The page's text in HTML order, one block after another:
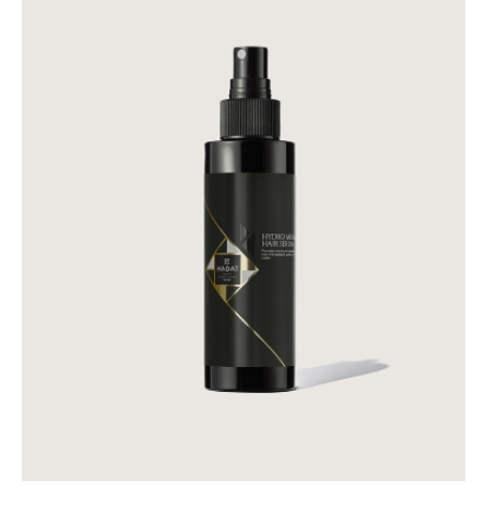
ГИДРОЛИЗОВАННЫЕ ПРОТЕИНЫ
ГИДРОЛИЗОВАННЫЙ КОЛЛАГЕН
ГИАЛУРОНОВАЯ КИСЛОТА